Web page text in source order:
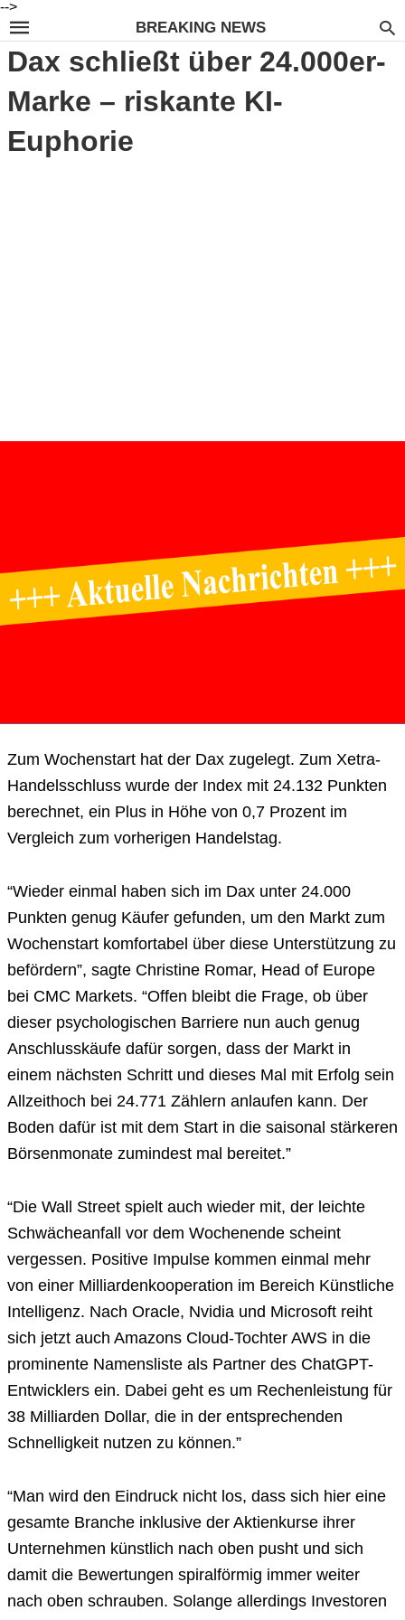
-->
BREAKING NEWS
Dax schließt über 24.000er-
Marke – riskante KI-
Euphorie
Zum Wochenstart hat der Dax zugelegt. Zum Xetra-
Handelsschluss wurde der Index mit 24.132 Punkten
berechnet, ein Plus in Höhe von 0,7 Prozent im
Vergleich zum vorherigen Handelstag.
“Wieder einmal haben sich im Dax unter 24.000
Punkten genug Käufer gefunden, um den Markt zum
Wochenstart komfortabel über diese Unterstützung zu
befördern”, sagte Christine Romar, Head of Europe
bei CMC Markets. “Offen bleibt die Frage, ob über
dieser psychologischen Barriere nun auch genug
Anschlusskäufe dafür sorgen, dass der Markt in
einem nächsten Schritt und dieses Mal mit Erfolg sein
Allzeithoch bei 24.771 Zählern anlaufen kann. Der
Boden dafür ist mit dem Start in die saisonal stärkeren
Börsenmonate zumindest mal bereitet.”
“Die Wall Street spielt auch wieder mit, der leichte
Schwächeanfall vor dem Wochenende scheint
vergessen. Positive Impulse kommen einmal mehr
von einer Milliardenkooperation im Bereich Künstliche
Intelligenz. Nach Oracle, Nvidia und Microsoft reiht
sich jetzt auch Amazons Cloud-Tochter AWS in die
prominente Namensliste als Partner des ChatGPT-
Entwicklers ein. Dabei geht es um Rechenleistung für
38 Milliarden Dollar, die in der entsprechenden
Schnelligkeit nutzen zu können.”
“Man wird den Eindruck nicht los, dass sich hier eine
gesamte Branche inklusive der Aktienkurse ihrer
Unternehmen künstlich nach oben pusht und sich
damit die Bewertungen spiralförmig immer weiter
nach oben schrauben. Solange allerdings Investoren